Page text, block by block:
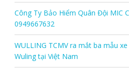
Công Ty Bảo Hiểm Quân Đội MIC
0949667632
WULLING TCMV ra mắt ba mẫu
Wuling tại Việt Nam